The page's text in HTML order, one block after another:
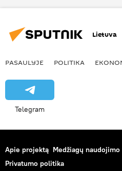
Lietuva
PASAULYJE POLITIKA
Telegram
Apie projektą Medžiagų
Privatumo politika